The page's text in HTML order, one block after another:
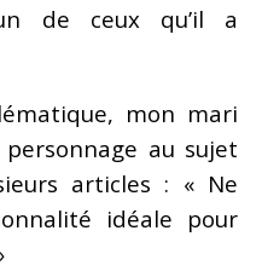
de ceux qu’il a
mon mari
personnage au sujet
articles : « Ne
idéale pour